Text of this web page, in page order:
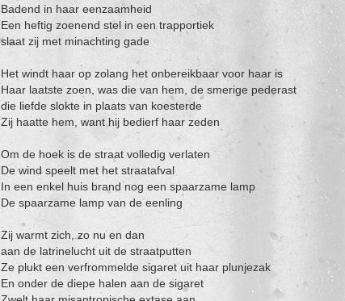
Badend in haar eenzaamheid
Een heftig zoenend stel in een trapportiek
slaat zij met minachting gade
Het windt haar op zolang het onbereikbaar voor haar is
Haar laatste zoen, was die van hem, de smerige pederast
die liefde slokte in plaats van koesterde
Zij haatte hem, want hij bedierf haar zeden
Om de hoek is de straat volledig verlaten
De wind speelt met het straatafval
In een enkel huis brand nog een spaarzame lamp
De spaarzame lamp van de eenling
Zij warmt zich, zo nu en dan
aan de latrinelucht uit de straatputten
Ze plukt een verfrommelde sigaret uit haar plunjezak
En onder de diepe halen aan de sigaret